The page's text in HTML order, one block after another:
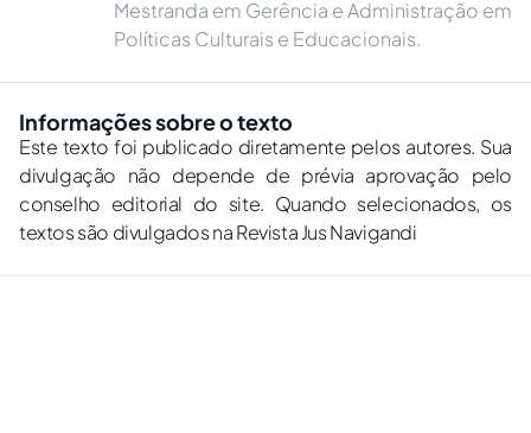
Mestranda em Gerência e Administração em
Políticas Culturais e Educacionais.
Informações sobre o texto
Este texto foi publicado diretamente pelos autores. Sua
divulgação não depende de prévia aprovação pelo
conselho editorial do site. Quando selecionados, os
textos são divulgados na Revista Jus Navigandi